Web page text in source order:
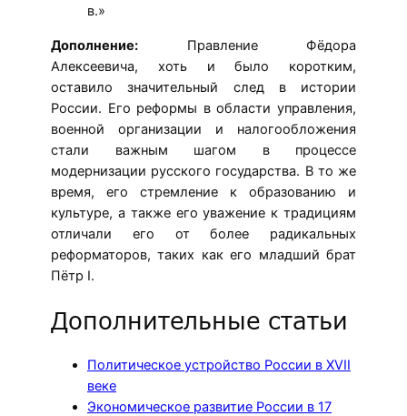
в.»
Дополнение: Правление Фёдора
Алексеевича, хоть и было коротким,
оставило значительный след в истории
России. Его реформы в области управления,
военной организации и налогообложения
стали важным шагом в процессе
модернизации русского государства. В то же
время, его стремление к образованию и
культуре, а также его уважение к традициям
отличали его от более радикальных
реформаторов, таких как его младший брат
Пётр I.
Дополнительные статьи
Политическое устройство России в XVII
веке
Экономическое развитие России в 17